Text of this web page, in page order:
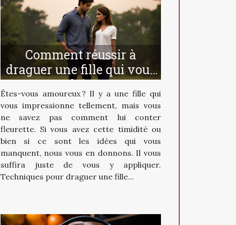
Comment réussir à
draguer une fille qui vous
plait ?
Êtes-vous amoureux ? Il y a une fille qui
vous impressionne tellement, mais vous
ne savez pas comment lui conter
fleurette. Si vous avez cette timidité ou
bien si ce sont les idées qui vous
manquent, nous vous en donnons. Il vous
suffira juste de vous y appliquer.
Techniques pour draguer une fille...